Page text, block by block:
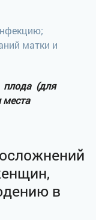
матки и
плода (для
места
в